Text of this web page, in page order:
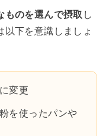
ものを選んで摂取 し
以下を意識しましょ
変更
を使ったパンや